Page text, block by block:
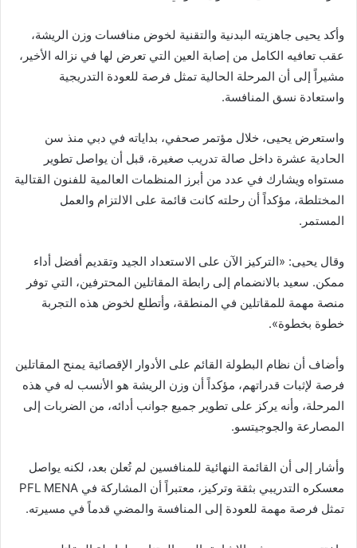
وأكد يحيى جاهزيته البدنية والتقنية لخوض منافسات وزن الريشة،
عقب تعافيه الكامل من إصابة العين التي تعرض لها في نزاله الأخير،
مشيراً إلى أن المرحلة الحالية تمثل فرصة للعودة التدريجية
واستعادة نسق المنافسة.
واستعرض يحيى، خلال مؤتمر صحفي، بداياته في دبي منذ سن
الحادية عشرة داخل صالة تدريب صغيرة، قبل أن يواصل تطوير
مستواه ويشارك في عدد من أبرز المنظمات العالمية للفنون القتالية
المختلطة، مؤكداً أن رحلته كانت قائمة على الالتزام والعمل
المستمر.
وقال يحيى: «التركيز الآن على الاستعداد الجيد وتقديم أفضل أداء
ممكن. سعيد بالانضمام إلى رابطة المقاتلين المحترفين، التي توفر
منصة مهمة للمقاتلين في المنطقة، وأتطلع لخوض هذه التجربة
خطوة بخطوة».
وأضاف أن نظام البطولة القائم على الأدوار الإقصائية يمنح المقاتلين
فرصة لإثبات قدراتهم، مؤكداً أن وزن الريشة هو الأنسب له في هذه
المرحلة، وأنه يركز على تطوير جميع جوانب أدائه، من الضربات إلى
المصارعة والجوجيتسو.
وأشار إلى أن القائمة النهائية للمنافسين لم تُعلن بعد، لكنه يواصل
معسكره التدريبي بثقة وتركيز، معتبراً أن المشاركة في PFL MENA
تمثل فرصة مهمة للعودة إلى المنافسة والمضي قدماً في مسيرته.